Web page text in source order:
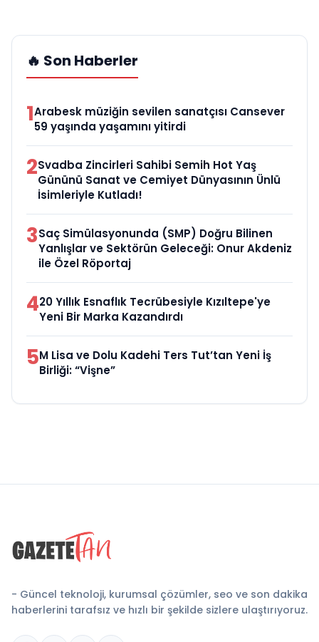
🔥 Son Haberler
1Arabesk müziğin sevilen sanatçısı Cansever
59 yaşında yaşamını yitirdi
2Svadba Zincirleri Sahibi Semih Hot Yaş
Gününü Sanat ve Cemiyet Dünyasının Ünlü
İsimleriyle Kutladı!
3Saç Simülasyonunda (SMP) Doğru Bilinen
Yanlışlar ve Sektörün Geleceği: Onur Akdeniz
ile Özel Röportaj
420 Yıllık Esnaflık Tecrübesiyle Kızıltepe'ye
Yeni Bir Marka Kazandırdı
5M Lisa ve Dolu Kadehi Ters Tut’tan Yeni İş
Birliği: “Vişne”
- Güncel teknoloji, kurumsal çözümler, seo ve son dakika
haberlerini tarafsız ve hızlı bir şekilde sizlere ulaştırıyoruz.